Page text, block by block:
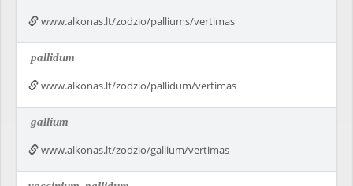
www.alkonas.lt/zodzio/palliums/vertimas
pallidum
www.alkonas.lt/zodzio/pallidum/vertimas
gallium
www.alkonas.lt/zodzio/gallium/vertimas